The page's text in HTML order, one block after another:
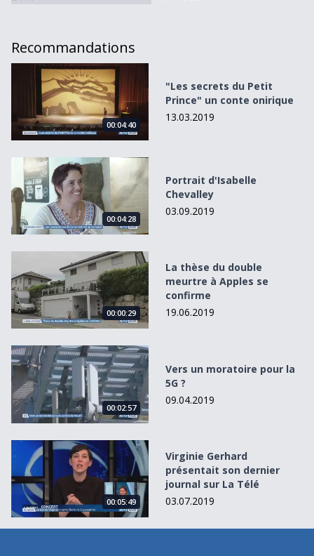
Recommandations
&quot;Les secrets du Petit Prince&quot; un conte onirique
00:04:40
"Les secrets du Petit
Prince" un conte onirique
13.03.2019
Portrait d&#039;Isabelle Chevalley
00:04:28
Portrait d'Isabelle
Chevalley
03.09.2019
La thèse du double meurtre à Apples se confirme
00:00:29
La thèse du double
meurtre à Apples se
confirme
19.06.2019
Vers un moratoire pour la 5G ?
00:02:57
Vers un moratoire pour la
5G ?
09.04.2019
Virginie Gerhard présentait son dernier journal sur La
00:05:49
Virginie Gerhard
présentait son dernier
journal sur La Télé
03.07.2019